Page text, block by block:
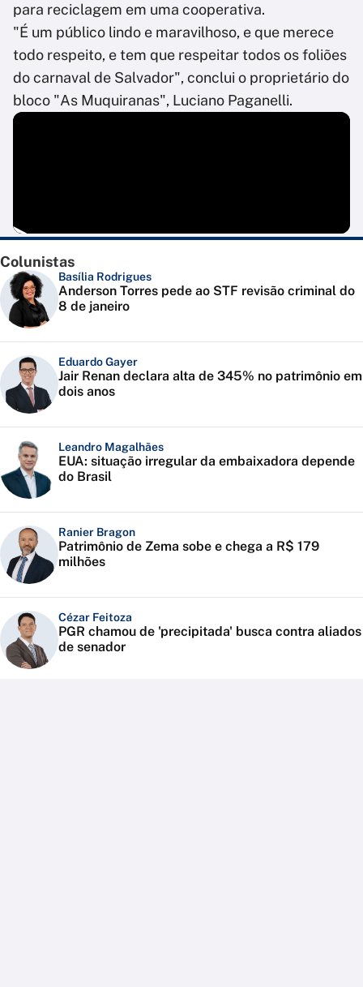
para reciclagem em uma cooperativa.
"É um público lindo e maravilhoso, e que merece
todo respeito, e tem que respeitar todos os foliões
do carnaval de Salvador", conclui o proprietário do
bloco "As Muquiranas", Luciano Paganelli.
Colunistas
Basília Rodrigues
Anderson Torres pede ao STF revisão criminal do
8 de janeiro
Eduardo Gayer
Jair Renan declara alta de 345% no patrimônio em
dois anos
Leandro Magalhães
EUA: situação irregular da embaixadora depende
do Brasil
Ranier Bragon
Patrimônio de Zema sobe e chega a R$ 179
milhões
Cézar Feitoza
PGR chamou de 'precipitada' busca contra aliados
de senador